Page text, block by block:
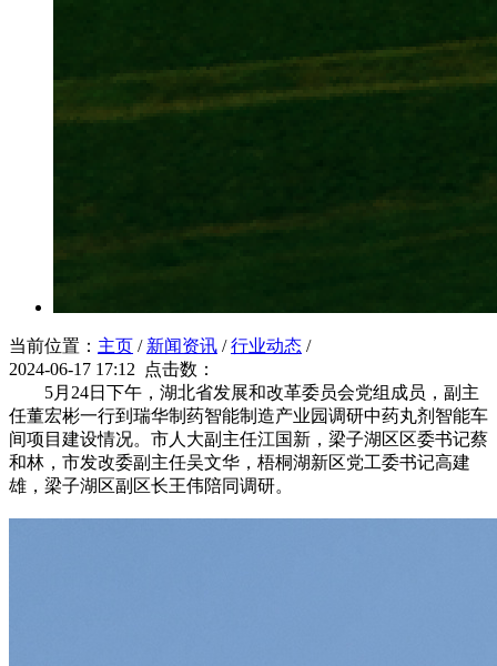
当前位置： 主页 / 新闻资讯 /行业动态 /
2024-06-17 17:12 点击数：
5月24日下午，湖北省发展和改革委员会党组成员，副主
任董宏彬一行到瑞华制药智能制造产业园调研中药丸剂智能车
间项目建设情况。市人大副主任江国新，梁子湖区区委书记蔡
和林，市发改委副主任吴文华，梧桐湖新区党工委书记高建
雄，梁子湖区副区长王伟陪同调研。